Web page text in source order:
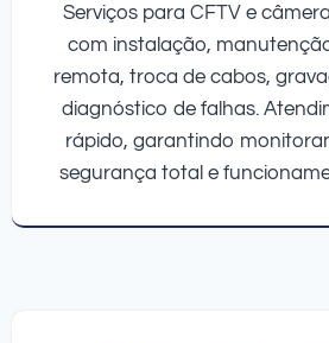
Serviços para CFTV e
com instalação,
remota, troca de cabos,
diagnóstico de falhas.
rápido, garantindo
segurança total e